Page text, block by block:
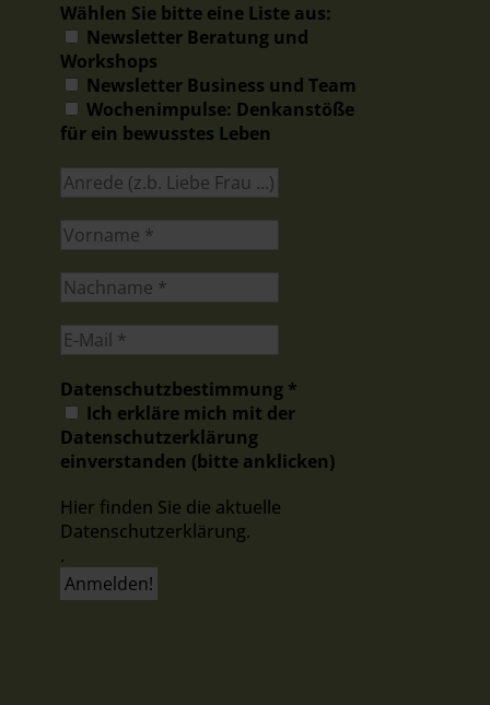
Wählen Sie bitte eine Liste aus:
Newsletter Beratung und
Workshops
Newsletter Business und Team
Wochenimpulse: Denkanstöße
für ein bewusstes Leben
Datenschutzbestimmung *
Ich erkläre mich mit der
Datenschutzerklärung
einverstanden (bitte anklicken)
Hier finden Sie die aktuelle
Datenschutzerklärung.
.